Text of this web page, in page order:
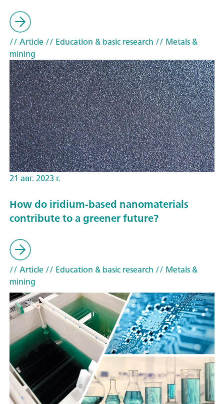
// Article// Education & basic research // Metals &
mining
21 авг. 2023 г.
How do iridium-based nanomaterials
contribute to a greener future?
// Article// Education & basic research // Metals &
mining